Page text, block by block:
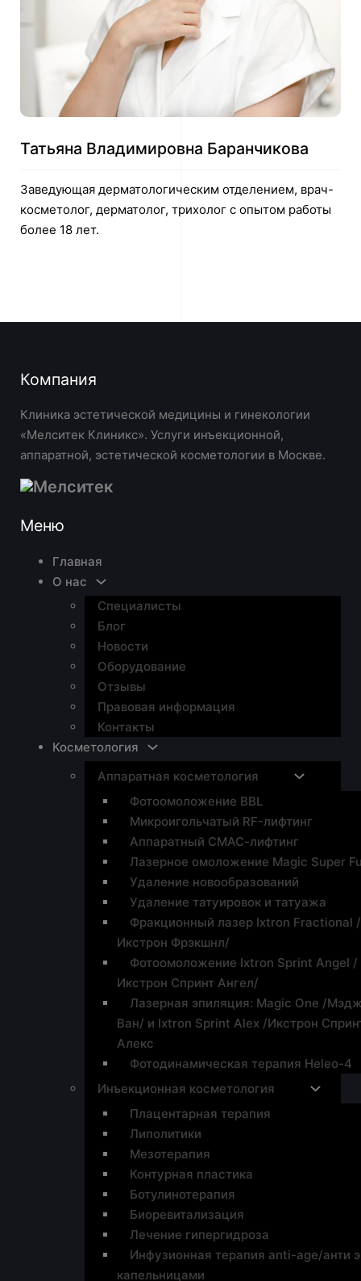
Татьяна Владимировна Баранчикова
Заведующая дерматологическим отделением, врач-
косметолог, дерматолог, трихолог с опытом работы
более 18 лет.
Компания
Клиника эстетической медицины и гинекологии
«Мелситек Клиникс». Услуги инъекционной,
аппаратной, эстетической косметологии в Москве.
Меню
Главная
О нас
Специалисты
Блог
Новости
Оборудование
Отзывы
Правовая информация
Контакты
Косметология
Аппаратная косметология
Фотоомоложение BBL
Микроигольчатый RF-лифтинг
Аппаратный СМАС-лифтинг
Лазерное омоложение Magic Super
Удаление новообразований
Удаление татуировок и татуажа
Фракционный лазер Ixtron Fractional /
Икстрон Фрэкшнл/
Фотоомоложение Ixtron Sprint Angel /
Икстрон Спринт Ангел/
Лазерная эпиляция: Magic One /
Ван/ и Ixtron Sprint Alex /Икстрон
Алекс
Фотодинамическая терапия Heleo-4
Инъекционная косметология
Плацентарная терапия
Липолитики
Мезотерапия
Контурная пластика
Ботулинотерапия
Биоревитализация
Лечение гипергидроза
Инфузионная терапия anti-age/анти
капельницами